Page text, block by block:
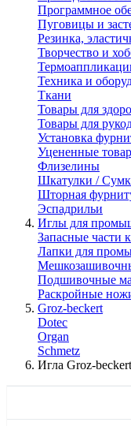
Программное
Пуговицы и
Резинка,
Творчество и
Техника и
Ткани
Товары для
Товары для
Установка
Уцененные
Флизелины
Шкатулки /
Шторная
Эспадрильи
Иглы для
Запасные
Лапки для
Подшивочные
Раскройные
Groz-beckert
Dotec
Organ
Schmetz
Игла Groz-